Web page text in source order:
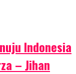
Indonesia
– Jihan